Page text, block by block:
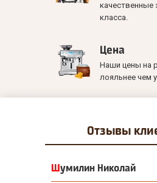
качественные
класса.
Цена
Наши цены на
лояльнее чем
Отзывы
Шумилин Николай